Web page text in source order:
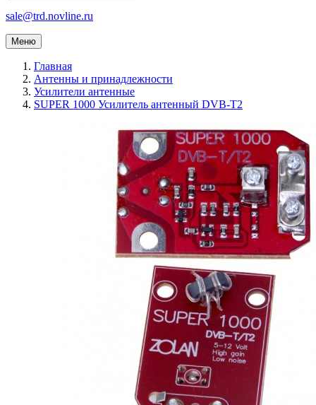
sale@trd.novline.ru
Меню
Главная
Антенны и принадлежности
Усилители антенные
SUPER 1000 Усилитель антенный DVB-T2